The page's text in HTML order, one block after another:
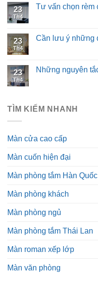
23
Th4
Tư vấn chọn rèm
23
Th4
Cần lưu ý những
23
Th4
Những nguyên
TÌM KIẾM NHANH
Màn cửa cao cấp
Màn cuốn hiện đại
Màn phòng tắm Hàn Quốc
Màn phòng khách
Màn phòng ngủ
Màn phòng tắm Thái Lan
Màn roman xếp lớp
Màn văn phòng